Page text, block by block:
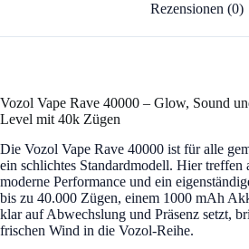
Rezensionen (0)
Vozol Vape Rave 40000 – Glow, Sound
Level mit 40k Zügen
Die Vozol Vape Rave 40000 ist für alle
ein schlichtes Standardmodell. Hier treffen
moderne Performance und ein
bis zu 40.000 Zügen, einem 1000 mAh
klar auf Abwechslung und Präsenz setzt,
frischen Wind in die Vozol-Reihe.